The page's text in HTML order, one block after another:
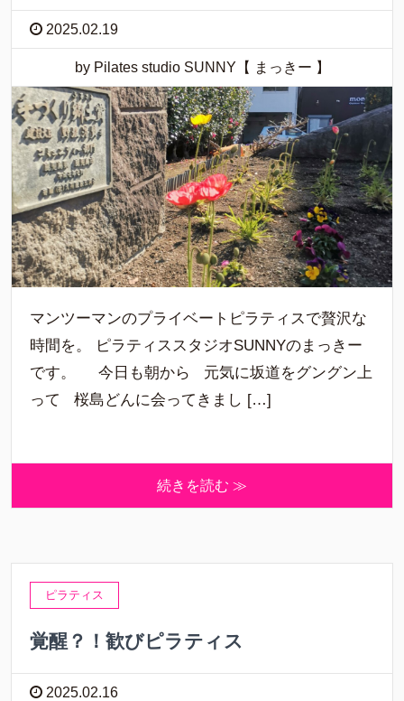
2025.02.19
by Pilates studio SUNNY【 まっきー 】
マンツーマンのプライベートピラティスで贅沢な
時間を。 ピラティススタジオSUNNYのまっきー
です。 今日も朝から 元気に坂道をグングン上
って 桜島どんに会ってきまし […]
続きを読む ≫
ピラティス
覚醒？！歓びピラティス
2025.02.16